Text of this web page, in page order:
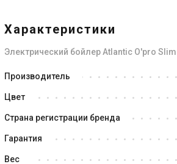
Характеристики
Электрический бойлер Atlantic O'pro Slim
Производитель
Цвет
Страна регистрации бренда
Гарантия
Вес